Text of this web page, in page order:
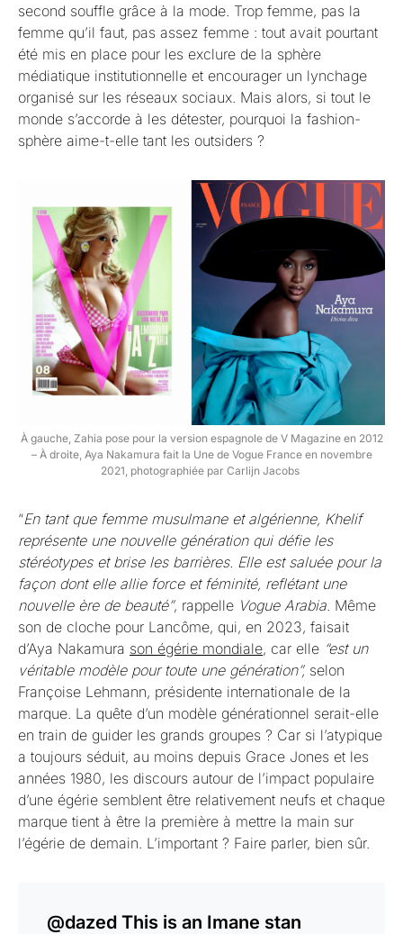
second souffle grâce à la mode. Trop femme, pas la
femme qu’il faut, pas assez femme : tout avait pourtant
été mis en place pour les exclure de la sphère
médiatique institutionnelle et encourager un lynchage
organisé sur les réseaux sociaux. Mais alors, si tout le
monde s’accorde à les détester, pourquoi la fashion-
sphère aime-t-elle tant les outsiders ?
À gauche, Zahia pose pour la version espagnole de V Magazine en 2012
– À droite, Aya Nakamura fait la Une de Vogue France en novembre
2021, photographiée par Carlijn Jacobs
“En tant que femme musulmane et algérienne, Khelif
représente une nouvelle génération qui défie les
stéréotypes et brise les barrières. Elle est saluée pour la
façon dont elle allie force et féminité, reflétant une
nouvelle ère de beauté”, rappelle Vogue Arabia . Même
son de cloche pour Lancôme, qui, en 2023, faisait
d’Aya Nakamura son égérie mondiale, car elle “est un
véritable modèle pour toute une génération”, selon
Françoise Lehmann, présidente internationale de la
marque. La quête d’un modèle générationnel serait-elle
en train de guider les grands groupes ? Car si l’atypique
a toujours séduit, au moins depuis Grace Jones et les
années 1980, les discours autour de l’impact populaire
d’une égérie semblent être relativement neufs et chaque
marque tient à être la première à mettre la main sur
l’égérie de demain. L’important ? Faire parler, bien sûr.
@dazed This is an Imane stan